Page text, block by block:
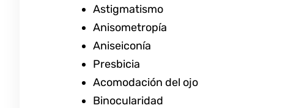
Astigmatismo
Anisometropía
Aniseiconía
Presbicia
Acomodación del ojo
Binocularidad